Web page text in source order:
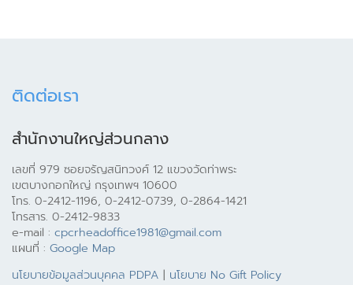
ติดต่อเรา
สำนักงานใหญ่ส่วนกลาง
เลขที่ 979 ซอยจรัญสนิทวงศ์ 12 แขวงวัดท่าพระ
เขตบางกอกใหญ่ กรุงเทพฯ 10600
โทร. 0-2412-1196, 0-2412-0739, 0-2864-1421
โทรสาร. 0-2412-9833
e-mail : cpcrheadoffice1981@gmail.com
แผนที่ : Google Map
นโยบายข้อมูลส่วนบุคคล PDPA | นโยบาย No Gift Policy